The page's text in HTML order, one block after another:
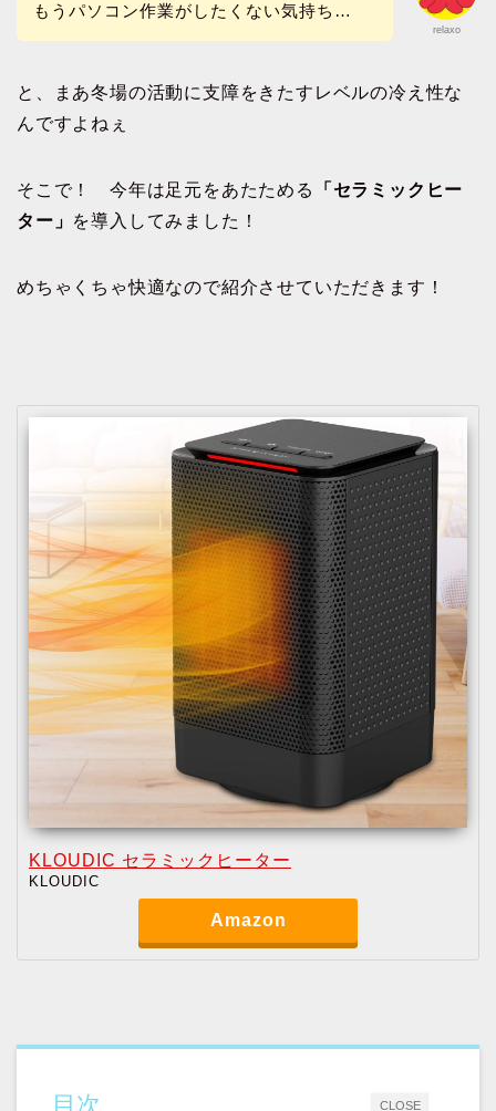
relaxo
もうパソコン作業がしたくない気持ち…
と、まあ冬場の活動に支障をきたすレベルの冷え性な
んですよねぇ
そこで！ 今年は足元をあたためる
「セラミックヒー
ター」 を導入してみました！
めちゃくちゃ快適なので紹介させていただきます！
KLOUDIC セラミックヒーター
KLOUDIC
Amazon
CLOSE
目次